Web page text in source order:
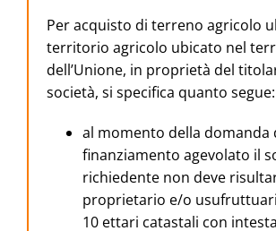
Per acquisto di terreno agricolo
territorio agricolo ubicato nel
dell’Unione, in proprietà del
società, si specifica quanto segue:
al momento della domanda
finanziamento agevolato il
richiedente non deve
proprietario e/o
10 ettari catastali con